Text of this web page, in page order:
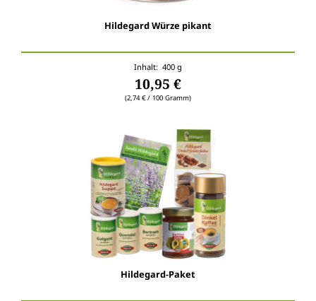
Hildegard Würze pikant
Inhalt: 400 g
10,95 €
(2,74 € / 100 Gramm)
Hildegard-Paket